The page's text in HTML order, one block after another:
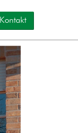
Kontakt